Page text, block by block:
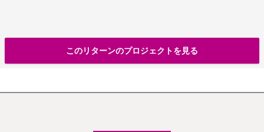
このリターンのプロジェクトを見る